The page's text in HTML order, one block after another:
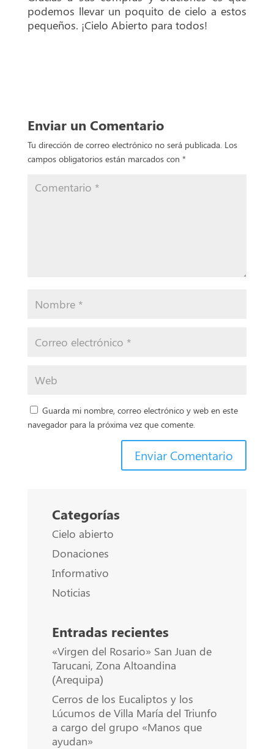
podemos llevar un poquito de cielo a estos
pequeños. ¡Cielo Abierto para todos!
Enviar un Comentario
Tu dirección de correo electrónico no será publicada. Los
campos obligatorios están marcados con *
Guarda mi nombre, correo electrónico y web en este
navegador para la próxima vez que comente.
Enviar Comentario
Categorías
Cielo abierto
Donaciones
Informativo
Noticias
Entradas recientes
«Virgen del Rosario» San Juan de
Tarucani, Zona Altoandina
(Arequipa)
Cerros de los Eucaliptos y los
Lúcumos de Villa María del Triunfo
a cargo del grupo «Manos que
ayudan»